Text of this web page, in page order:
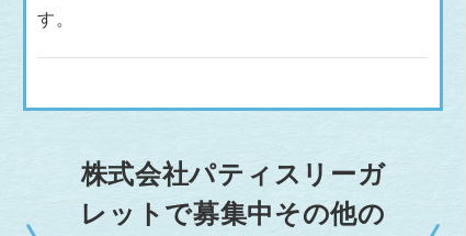
す。
株式会社パティスリーガ
レットで募集中その他の